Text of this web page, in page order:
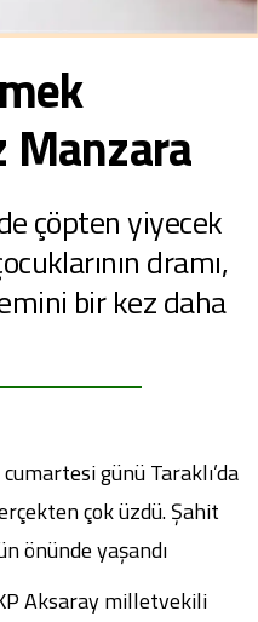
çöpten yiyecek
dramı,
bir kez daha
günü Taraklı’da
çok üzdü. Şahit
önünde yaşandı
Aksaray milletvekili